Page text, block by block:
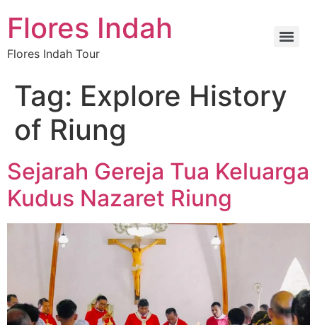
Flores Indah
Flores Indah Tour
Tag: Explore History
of Riung
Sejarah Gereja Tua Keluarga
Kudus Nazaret Riung